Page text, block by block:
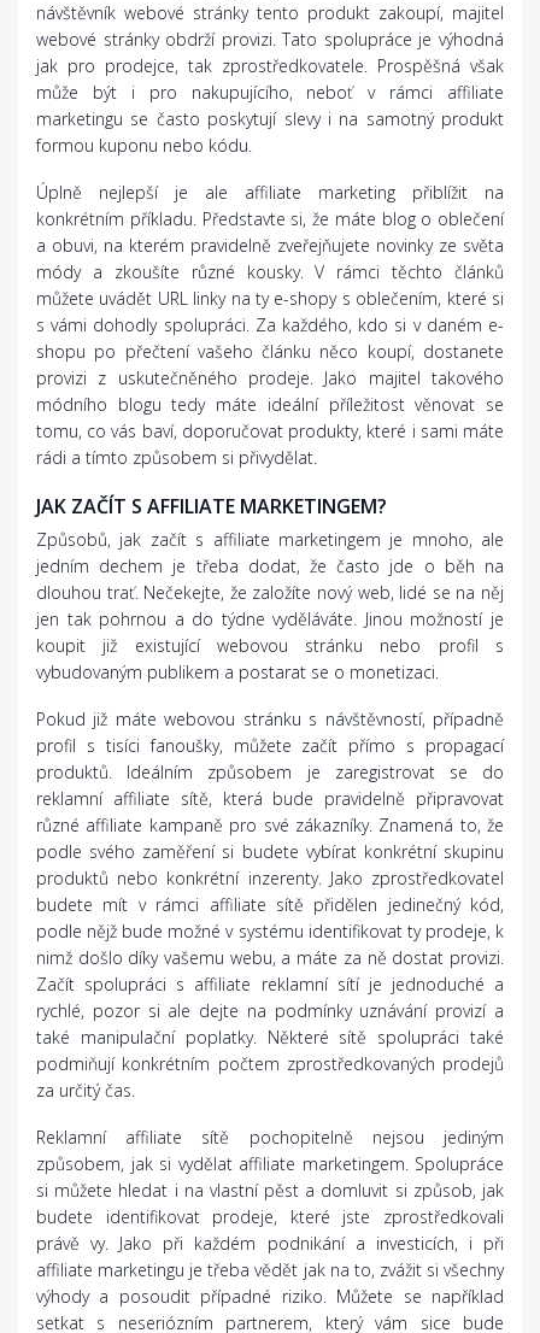
návštěvník webové stránky tento produkt zakoupí, majitel
webové stránky obdrží provizi. Tato spolupráce je výhodná
jak pro prodejce, tak zprostředkovatele. Prospěšná však
může být i pro nakupujícího, neboť v rámci affiliate
marketingu se často poskytují slevy i na samotný produkt
formou kuponu nebo kódu.
Úplně nejlepší je ale affiliate marketing přiblížit na
konkrétním příkladu. Představte si, že máte blog o oblečení
a obuvi, na kterém pravidelně zveřejňujete novinky ze světa
módy a zkoušíte různé kousky. V rámci těchto článků
můžete uvádět URL linky na ty e-shopy s oblečením, které si
s vámi dohodly spolupráci. Za každého, kdo si v daném e-
shopu po přečtení vašeho článku něco koupí, dostanete
provizi z uskutečněného prodeje. Jako majitel takového
módního blogu tedy máte ideální příležitost věnovat se
tomu, co vás baví, doporučovat produkty, které i sami máte
rádi a tímto způsobem si přivydělat.
JAK ZAČÍT S AFFILIATE MARKETINGEM?
Způsobů, jak začít s affiliate marketingem je mnoho, ale
jedním dechem je třeba dodat, že často jde o běh na
dlouhou trať. Nečekejte, že založíte nový web, lidé se na něj
jen tak pohrnou a do týdne vyděláváte. Jinou možností je
koupit již existující webovou stránku nebo profil s
vybudovaným publikem a postarat se o monetizaci.
Pokud již máte webovou stránku s návštěvností, případně
profil s tisíci fanoušky, můžete začít přímo s propagací
produktů. Ideálním způsobem je zaregistrovat se do
reklamní affiliate sítě, která bude pravidelně připravovat
různé affiliate kampaně pro své zákazníky. Znamená to, že
podle svého zaměření si budete vybírat konkrétní skupinu
produktů nebo konkrétní inzerenty. Jako zprostředkovatel
budete mít v rámci affiliate sítě přidělen jedinečný kód,
podle nějž bude možné v systému identifikovat ty prodeje, k
nimž došlo díky vašemu webu, a máte za ně dostat provizi.
Začít spolupráci s affiliate reklamní sítí je jednoduché a
rychlé, pozor si ale dejte na podmínky uznávání provizí a
také manipulační poplatky. Některé sítě spolupráci také
podmiňují konkrétním počtem zprostředkovaných prodejů
za určitý čas.
Reklamní affiliate sítě pochopitelně nejsou jediným
způsobem, jak si vydělat affiliate marketingem. Spolupráce
si můžete hledat i na vlastní pěst a domluvit si způsob, jak
budete identifikovat prodeje, které jste zprostředkovali
právě vy. Jako při každém podnikání a investicích, i při
affiliate marketingu je třeba vědět jak na to, zvážit si všechny
výhody a posoudit případné riziko. Můžete se například
setkat s neseriózním partnerem, který vám sice bude